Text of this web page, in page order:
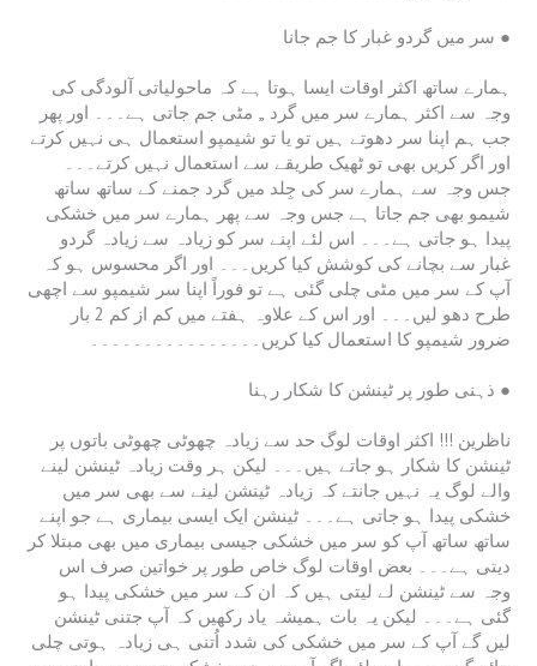
سر میں گردو غبار کا جم جانا ●
ہمارے ساتھ اکثر اوقات ایسا ہوتا ہے کہ ماحولیاتی آلودگی کی
وجہ سے اکثر ہمارے سر میں گرد ,, مٹی جم جاتی ہے۔۔۔ اور پھر
جب ہم اپنا سر دھوتے ہیں تو یا تو شیمپو استعمال ہی نہیں کرتے
اور اگر کریں بھی تو ٹھیک طریقے سے استعمال نہیں کرتے۔۔۔
جس وجہ سے ہمارے سر کی جِلد میں گرد جمنے کے ساتھ ساتھ
شیمو بھی جم جاتا ہے جس وجہ سے پھر ہمارے سر میں خشکی
پیدا ہو جاتی ہے۔۔۔ اس لئے اپنے سر کو زیادہ سے زیادہ گردو
غبار سے بچانے کی کوشش کیا کریں۔۔۔ اور اگر محسوس ہو کہ
آپ کے سر میں مٹی چلی گئی ہے تو فوراً اپنا سر شیمپو سے اچھی
طرح دھو لیں۔۔۔ اور اس کے علاوہ ہفتے میں کم از کم 2 بار
ضرور شیمپو کا استعمال کیا کریں۔۔۔۔۔۔۔۔۔۔۔۔۔۔۔۔
ذہنی طور پر ٹینشن کا شکار رہنا ●
ناظرین !!! اکثر اوقات لوگ حد سے زیادہ چھوٹی چھوٹی باتوں پر
ٹینشن کا شکار ہو جاتے ہیں۔۔۔ لیکن ہر وقت زیادہ ٹینشن لینے
والے لوگ یہ نہیں جانتے کہ زیادہ ٹینشن لینے سے بھی سر میں
خشکی پیدا ہو جاتی ہے۔۔۔ ٹینشن ایک ایسی بیماری ہے جو اپنے
ساتھ ساتھ آپ کو سر میں خشکی جیسی بیماری میں بھی مبتلا کر
دیتی ہے۔۔۔ بعض اوقات لوگ خاص طور پر خواتین صرف اس
وجہ سے ٹینشن لے لیتی ہیں کہ ان کے سر میں خشکی پیدا ہو
گئی ہے۔۔۔ لیکن یہ بات ہمیشہ یاد رکھیں کہ آپ جتنی ٹینشن
لیں گے آپ کے سر میں خشکی کی شدد اُتنی ہی زیادہ ہوتی چلی